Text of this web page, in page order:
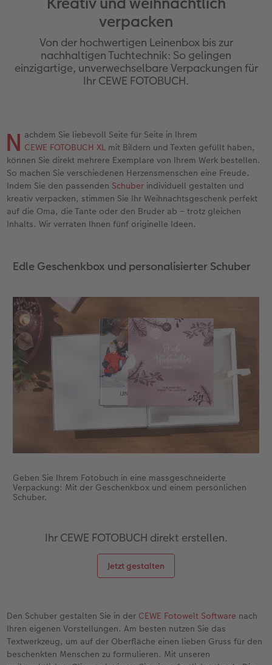
Personalisierter Schuber
Erinnerungstasche
CEWE FOTOBUCH Kids
Bestellwege
Webinare
Kundenbeispiele
Coffeetable Book «Art Collection»
CEWE FOTOBUCH per PDF
CEWE myPhotos
Zubehör
Nature Prints
Premium Poster
Fotosets
Biometrisches Passfoto
Zubehör
CEWE myPhotos
Photo Streetmap Poster
Fotocollage
hexxas
Foto auf Holz
Gallery Print
Hartschaum
Wandgestaltung
CEWE myPhotos
Zubehör
Weitere Anlässe
Klappkarten
Fotokarten
CEWE myPhotos
Spiele
Schule & Büro
Haustiere
Foto-Geschenkbox
Geschenkidee
CEWE Geschenkgutschein
Foto-Leckerlidose
Neuheiten
Silikonhüllen
Kunststoffhüllen
Lederhüllen
Mit Design
CEWE myPhotos
Wandkalender mit Design
Wandkalender A4
Wandkalender A4 Panorama
CEWE myPhotos
Zubehör
Zum Geburtstag
Muttertagsgeschenke
Geschenke zum Abschied
für den JGA
Hochzeit
Fotowettbewerbe
verpacken
Von der hochwertigen Leinenbox bis zur
nachhaltigen Tuchtechnik: So gelingen
einzigartige, unverwechselbare Verpackungen für
Ihr CEWE FOTOBUCH.
N achdem Sie liebevoll Seite für Seite in Ihrem
CEWE FOTOBUCH XLmit Bildern und Texten gefüllt haben,
können Sie direkt mehrere Exemplare von Ihrem Werk bestellen.
So machen Sie verschiedenen Herzensmenschen eine Freude.
Indem Sie den passenden Schuber individuell gestalten und
kreativ verpacken, stimmen Sie Ihr Weihnachtsgeschenk perfekt
auf die Oma, die Tante oder den Bruder ab – trotz gleichen
Inhalts. Wir verraten Ihnen fünf originelle Ideen.
Edle Geschenkbox und personalisierter Schuber
Geben Sie Ihrem Fotobuch in eine massgeschneiderte
Verpackung: Mit der Geschenkbox und einem persönlichen
Schuber.
Ihr CEWE FOTOBUCH direkt erstellen.
Jetzt gestalten
Den Schuber gestalten Sie in der CEWE Fotowelt Software nach
Ihren eigenen Vorstellungen. Am besten nutzen Sie das
Textwerkzeug, um auf der Oberfläche einen lieben Gruss für den
beschenkten Menschen zu formulieren. Mit unseren